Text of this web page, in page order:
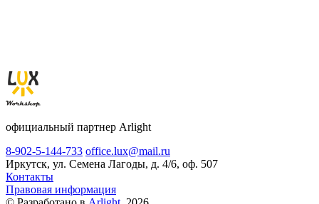
официальный партнер Arlight
8-902-5-144-733 office.lux@mail.ru
Иркутск, ул. Семена Лагоды, д. 4/6, оф. 507
Контакты
Правовая информация